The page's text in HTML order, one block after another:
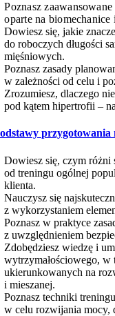
Poznasz
oparte na
Dowiesz się, jakie
do roboczych długości
mięśniowych.
Poznasz zasady
w zależności od celu i
Zrozumiesz, dlaczego
pod kątem hipertrofii –
przygotowania
Dowiesz się, czym
od treningu ogólnej
klienta.
Nauczysz się
z wykorzystaniem
Poznasz w praktyce
z uwzględnieniem
Zdobędziesz wiedzę i
wytrzymałościowego,
ukierunkowanych na
i mieszanej.
Poznasz techniki
w celu rozwijania